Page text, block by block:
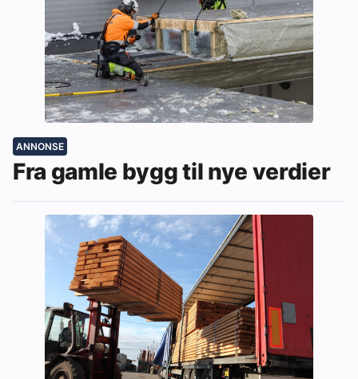
ANNONSE
Fra gamle bygg til nye verdier